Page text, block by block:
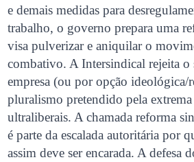
e demais medidas para
trabalho, o governo prepara uma
visa pulverizar e aniquilar o
combativo. A Intersindical rejeita
empresa (ou por opção ideológica/
pluralismo pretendido pela
ultraliberais. A chamada reforma
é parte da escalada autoritária por
assim deve ser encarada. A defesa